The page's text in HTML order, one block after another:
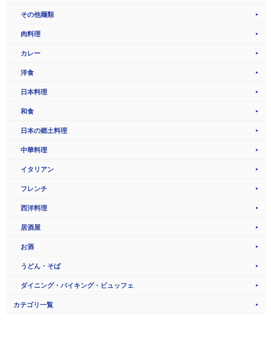
その他麺類
肉料理
カレー
洋食
日本料理
和食
日本の郷土料理
中華料理
イタリアン
フレンチ
西洋料理
居酒屋
お酒
うどん・そば
ダイニング・バイキング・ビュッフェ
カテゴリ一覧